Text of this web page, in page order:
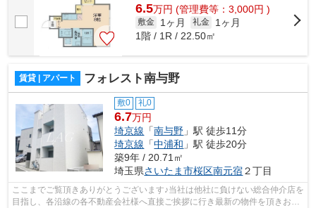
6.5万円 (管理費等：3,000円 )
敷金 1ヶ月 礼金
1ヶ月
1階 / 1R / 22.50㎡
賃貸 | アパート フォレスト南与野
敷0 礼0
6.7万円
埼京線 「南与野 」駅 徒歩11分
埼京線 「中浦和 」駅 徒歩20分
築9年 / 20.71㎡
埼玉県さいたま市桜区南元宿２丁目
ここまでご覧頂きありがとうございます♪当社は他社に負けない総合仲介店を
目指し、各沿線の各不動産会社様へ直接ご挨拶に行き最新の物件を頂きお客